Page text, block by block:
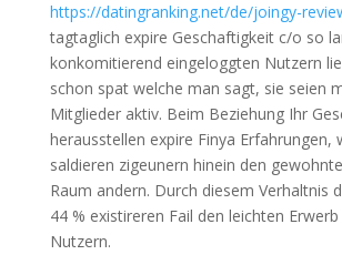
https://datingranking.net/de/joingy-
tagtaglich expire Geschaftigkeit c/o so
konkomitierend eingeloggten Nutzern
schon spat welche man sagt, sie seien
Mitglieder aktiv. Beim Beziehung Ihr
herausstellen expire Finya Erfahrungen,
saldieren zigeunern hinein den
Raum andern. Durch diesem Verhaltnis
44 % existireren Fail den leichten
Nutzern.